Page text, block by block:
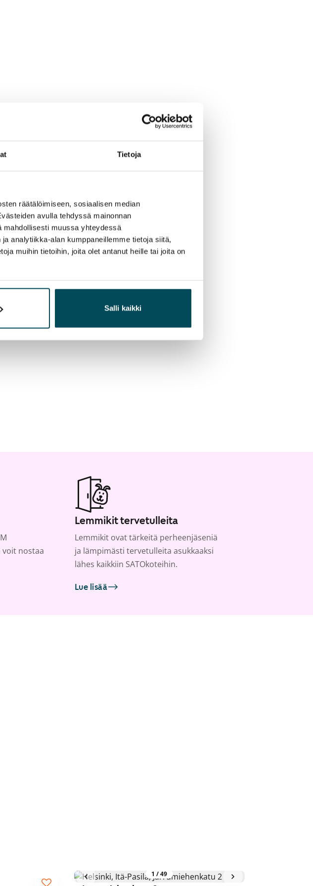
Tietoja
räätälöimiseen, sosiaalisen median
avulla tehdyssä mainonnan
mahdollisesti muussa yhteydessä
analytiikka-alan kumppaneillemme tietoja siitä,
muihin tietoihin, joita olet antanut heille tai joita on
Salli kaikki
nostaa
Lemmikit tervetulleita
Lemmikit ovat tärkeitä perheenjäseniä
ja lämpimästi tervetulleita asukkaaksi
lähes kaikkiin SATOkoteihin.
Lue lisää
1 /49